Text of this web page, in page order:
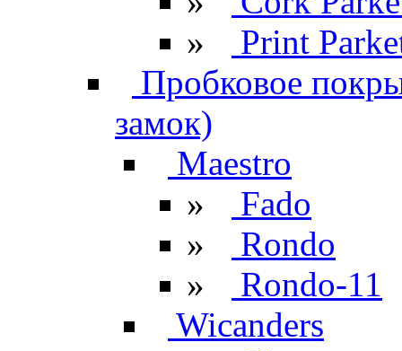
»
Print
Пробковое
замок)
Maestro
»
Fado
»
Rondo
»
Rondo-11
Wicanders